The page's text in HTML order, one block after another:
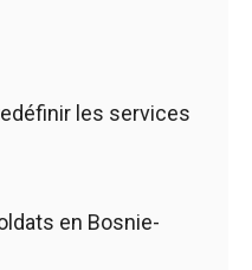
les services
en Bosnie-